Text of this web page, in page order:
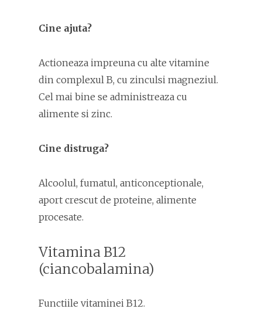
Cine ajuta?
Actioneaza impreuna cu alte vitamine
din complexul B, cu zinculsi magneziul.
Cel mai bine se administreaza cu
alimente si zinc.
Cine distruga?
Alcoolul, fumatul, anticonceptionale,
aport crescut de proteine, alimente
procesate.
Vitamina B12
(ciancobalamina)
Functiile vitaminei B12.